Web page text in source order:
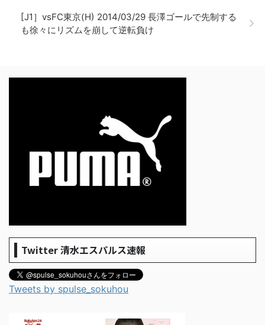
[J1］vsFC東京(H) 2014/03/29 長澤ゴールで先制する
も徐々にリズムを崩して逆転負け
Twitter 清水エスパルス速報
Tweets by spulse_sokuhou